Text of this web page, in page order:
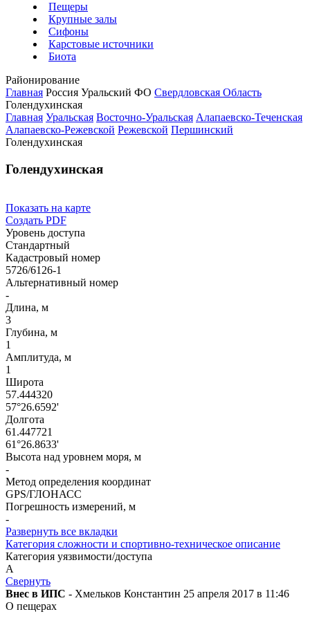
Пещеры
Крупные залы
Сифоны
Карстовые источники
Биота
Районирование
Главная Россия Уральский ФО Свердловская Область
Голендухинская
Главная Уральская Восточно-Уральская Алапаевско-Теченская
Алапаевско-Режевской Режевской Першинский
Голендухинская
Голендухинская
Показать на карте
Создать PDF
Уровень доступа
Стандартный
Кадастровый номер
5726/6126-1
Альтернативный номер
-
Длина, м
3
Глубина, м
1
Амплитуда, м
1
Широта
57.444320
57°26.6592'
Долгота
61.447721
61°26.8633'
Высота над уровнем моря, м
-
Метод определения координат
GPS/ГЛОНАСС
Погрешность измерений, м
-
Развернуть все вкладки
Категория сложности и спортивно-техническое описание
Категория уязвимости/доступа
A
Свернуть
Внес в ИПС - Хмельков Константин 25 апреля 2017 в 11:46
О пещерах